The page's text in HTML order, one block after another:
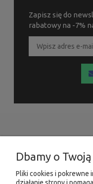
Zapisz się do
rabatowy na -7%
Dbamy o
Pliki cookies i pokrewne